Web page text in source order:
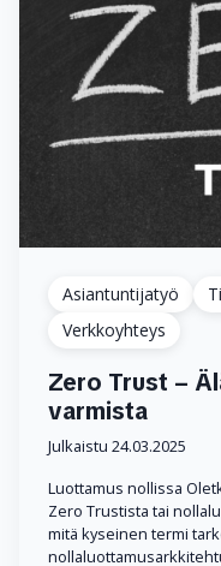
Asiantuntijatyö
Verkkoyhteys
Zero Trust –
varmista
Julkaistu 24.03.2025
Luottamus nollissa
Zero Trustista tai
mitä kyseinen termi